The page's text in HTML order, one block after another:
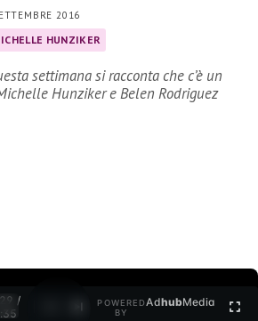
2016
HUNZIKER
settimana si racconta che c’è un
Hunziker e Belen Rodriguez
/
POWERED
BY
AdhubMedia